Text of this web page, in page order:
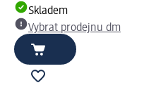
Skladem
Vybrat prodejnu dm